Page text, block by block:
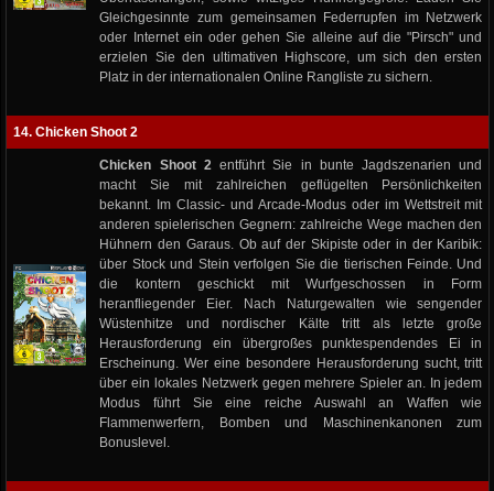
Gleichgesinnte zum gemeinsamen Federrupfen im Netzwerk
oder Internet ein oder gehen Sie alleine auf die "Pirsch" und
erzielen Sie den ultimativen Highscore, um sich den ersten
Platz in der internationalen Online Rangliste zu sichern.
14. Chicken Shoot 2
Chicken Shoot 2entführt Sie in bunte Jagdszenarien und
macht Sie mit zahlreichen geflügelten Persönlichkeiten
bekannt. Im Classic- und Arcade-Modus oder im Wettstreit mit
anderen spielerischen Gegnern: zahlreiche Wege machen den
Hühnern den Garaus. Ob auf der Skipiste oder in der Karibik:
über Stock und Stein verfolgen Sie die tierischen Feinde. Und
die kontern geschickt mit Wurfgeschossen in Form
heranfliegender Eier. Nach Naturgewalten wie sengender
Wüstenhitze und nordischer Kälte tritt als letzte große
Herausforderung ein übergroßes punktespendendes Ei in
Erscheinung. Wer eine besondere Herausforderung sucht, tritt
über ein lokales Netzwerk gegen mehrere Spieler an. In jedem
Modus führt Sie eine reiche Auswahl an Waffen wie
Flammenwerfern, Bomben und Maschinenkanonen zum
Bonuslevel.